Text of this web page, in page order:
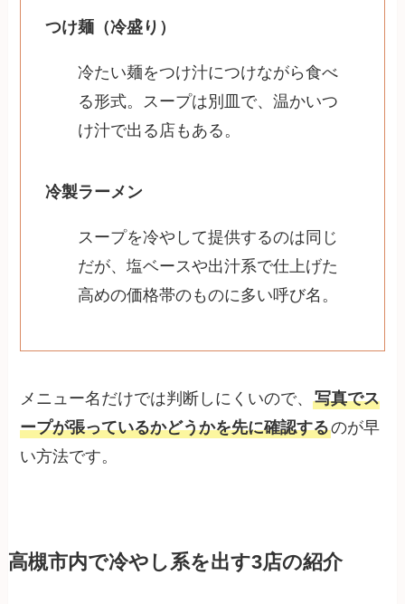
つけ麺（冷盛り）
冷たい麺をつけ汁につけながら食べ
る形式。スープは別皿で、温かいつ
け汁で出る店もある。
冷製ラーメン
スープを冷やして提供するのは同じ
だが、塩ベースや出汁系で仕上げた
高めの価格帯のものに多い呼び名。
メニュー名だけでは判断しにくいので、写真でス
ープが張っているかどうかを先に確認するのが早
い方法です。
高槻市内で冷やし系を出す3店の紹介